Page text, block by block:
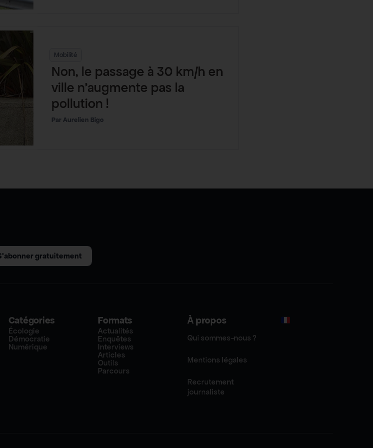
Mobilité
Non, le passage à 30 km/h en
ville n’augmente pas la
pollution !
Aurelien Bigo
gratuitement
Catégories
Écologie
Démocratie
Numérique
Formats
Actualités
Enquêtes
Interviews
Articles
Outils
Parcours
À propos
Qui sommes-nous ?
Mentions légales
Recrutement
journaliste